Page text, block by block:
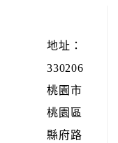
地址：
330206
桃園市
桃園區
縣府路